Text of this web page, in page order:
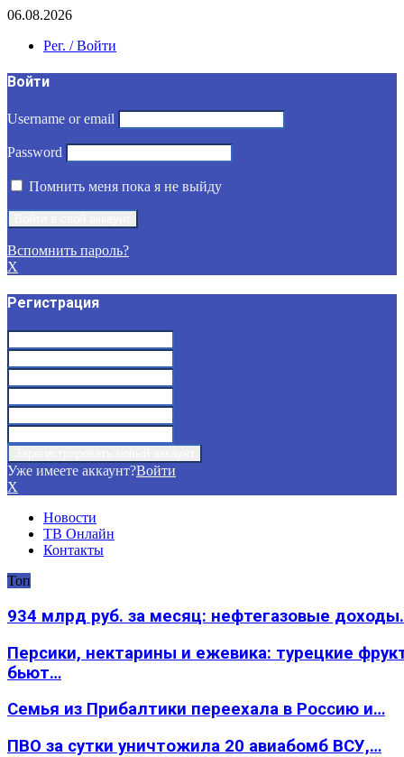
06.08.2026
Рег. / Войти
Войти
Username or email
Password
Помнить меня пока я не выйду
Вспомнить пароль?
X
Регистрация
Уже имеете аккаунт?Войти
X
Новости
ТВ Онлайн
Контакты
Топ
934 млрд руб. за месяц: нефтегазовые
Персики, нектарины и ежевика: турецкие
бьют…
Семья из Прибалтики переехала в Россию и…
ПВО за сутки уничтожила 20 авиабомб ВСУ,…